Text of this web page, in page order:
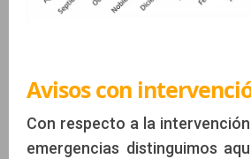
Avisos con
Con respecto a la
emergencias distinguimos